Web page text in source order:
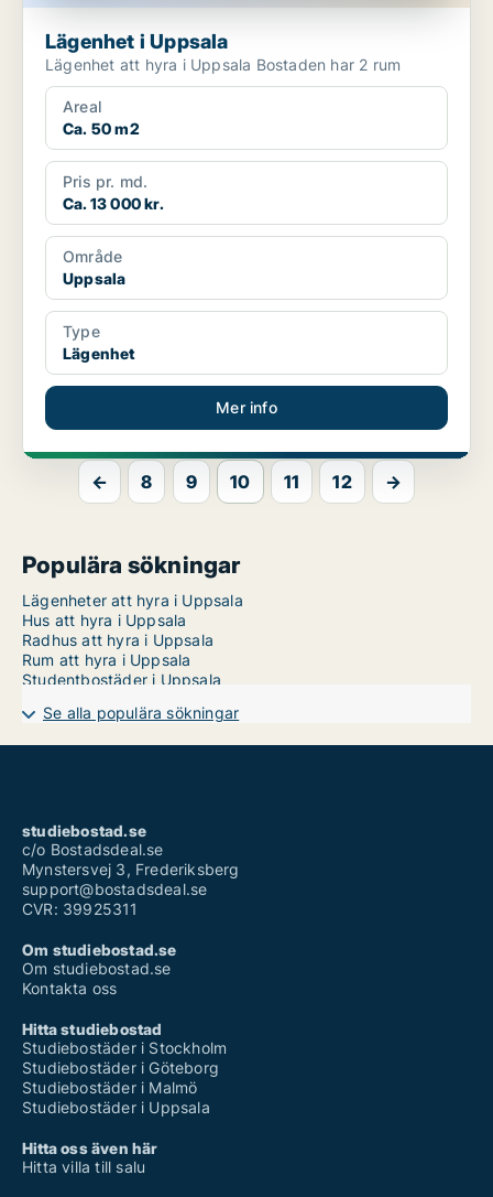
Lägenhet i Uppsala
Lägenhet att hyra i Uppsala Bostaden har 2 rum
Areal
Ca. 50 m2
Pris pr. md.
Ca. 13 000 kr.
Område
Uppsala
Type
Lägenhet
Mer info
← 8 9 10 11 12 →
Populära sökningar
Lägenheter att hyra i Uppsala
Hus att hyra i Uppsala
Radhus att hyra i Uppsala
Rum att hyra i Uppsala
Studentbostäder i Uppsala
Se alla populära sökningar
studiebostad.se
c/o Bostadsdeal.se
Mynstersvej 3, Frederiksberg
support@bostadsdeal.se
CVR: 39925311
Om studiebostad.se
Om studiebostad.se
Kontakta oss
Hitta studiebostad
Studiebostäder i Stockholm
Studiebostäder i Göteborg
Studiebostäder i Malmö
Studiebostäder i Uppsala
Hitta oss även här
Hitta villa till salu